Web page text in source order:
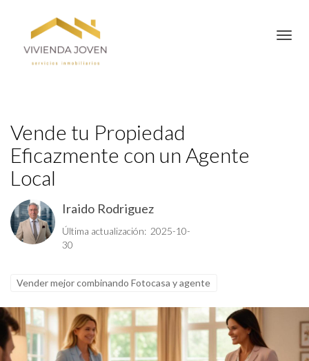
Vende tu Propiedad
Eficazmente con un Agente
Local
Iraido Rodriguez
Última actualización: 2025-10-
30
Vender mejor combinando Fotocasa y agente